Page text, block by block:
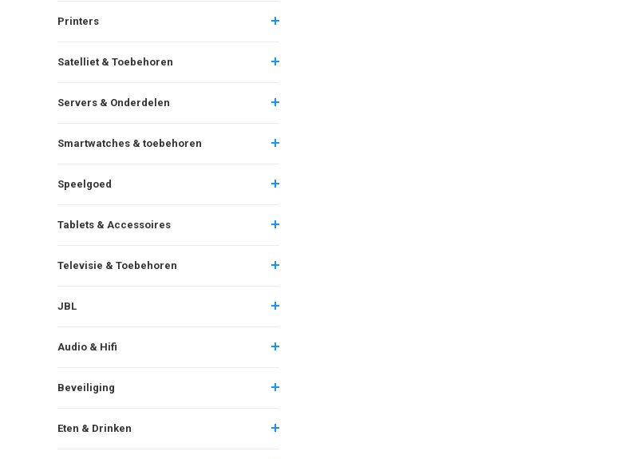
Printers
Satelliet & Toebehoren
Servers & Onderdelen
Smartwatches & toebehoren
Speelgoed
Tablets & Accessoires
Televisie & Toebehoren
JBL
Audio & Hifi
Beveiliging
Eten & Drinken